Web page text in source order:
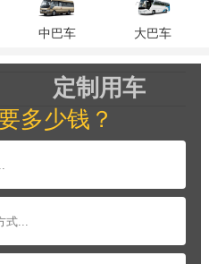
中巴车 大巴车
定制用车
多少钱？